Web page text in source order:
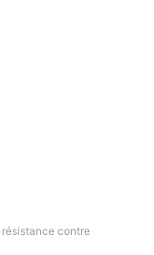
résistance contre